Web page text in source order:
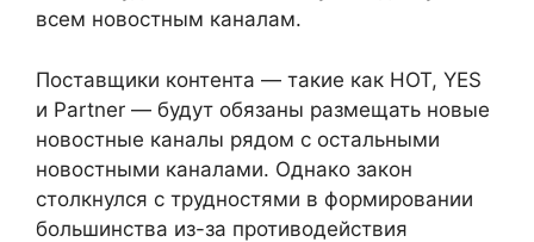
всем новостным каналам.
Поставщики контента — такие как HOT, YES
и Partner — будут обязаны размещать новые
новостные каналы рядом с остальными
новостными каналами. Однако закон
столкнулся с трудностями в формировании
большинства из-за противодействия